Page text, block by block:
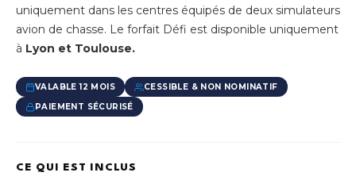
uniquement dans les centres équipés de deux simulateurs
avion de chasse. Le forfait Défi est disponible uniquement
à Lyon et Toulouse.
VALABLE 12 MOIS
CESSIBLE & NON NOMINATIF
PAIEMENT SÉCURISÉ
CE QUI EST INCLUS